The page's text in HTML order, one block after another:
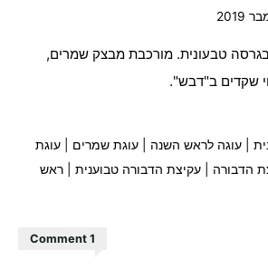
טבעונית. מורכבת מבצק שמרים,
שקדים ב"דבש".
| עוגה לראש השנה עוגת שמרים
עוגת
הדבורה |עקיצת הדבורה טבוענית |ראש
1 Comment